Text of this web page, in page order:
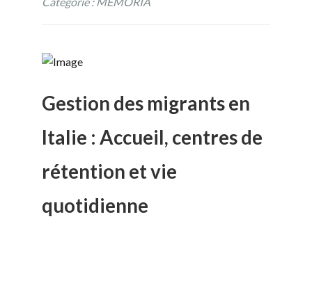
Gestion des migrants en
Italie : Accueil, centres de
rétention et vie
quotidienne